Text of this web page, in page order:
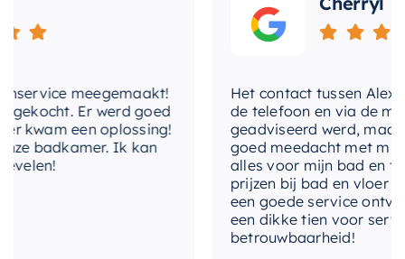
Het maakt niet uit of u een nieuwe badkamer
Met zijn veelzijdige installatieopties – inbouw of
opbouw – past het in elke badkamerstijl en -lay-
out. Kies voor Mondiaz en ervaar de perfecte
combinatie van stijl en functionaliteit.
meegemaakt!
Er werd goed
een oplossing!
badkamer. Ik kan
Het contact tussen Alex
de telefoon en via de mail,
geadviseerd werd, maar
goed meedacht met mij.
alles voor mijn bad en
prijzen bij bad en vloer
een goede service
een dikke tien voor
betrouwbaarheid!